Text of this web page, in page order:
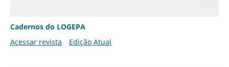
Cadernos do LOGEPA
Acessar revista
Edição Atual